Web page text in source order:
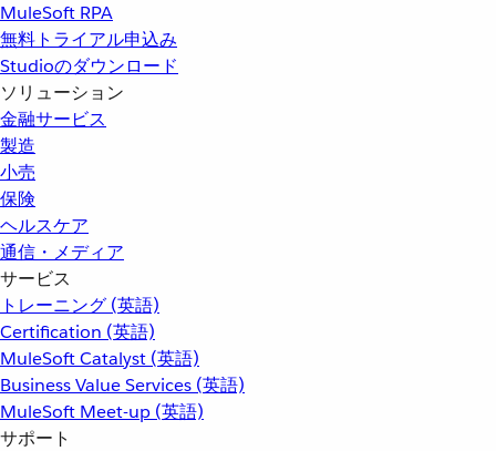
MuleSoft RPA
無料トライアル申込み
Studioのダウンロード
ソリューション
金融サービス
製造
小売
保険
ヘルスケア
通信・メディア
サービス
トレーニング (英語)
Certification (英語)
MuleSoft Catalyst (英語)
Business Value Services (英語)
MuleSoft Meet-up (英語)
サポート